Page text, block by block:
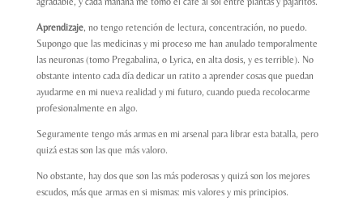
Aprendizaje, no tengo retención de lectura, concentración, no puedo.
Supongo que las medicinas y mi proceso me han anulado temporalmente
las neuronas (tomo Pregabalina, o Lyrica, en alta dosis, y es terrible). No
obstante intento cada día dedicar un ratito a aprender cosas que puedan
ayudarme en mi nueva realidad y mi futuro, cuando pueda recolocarme
profesionalmente en algo.
Seguramente tengo más armas en mi arsenal para librar esta batalla, pero
quizá estas son las que más valoro.
No obstante, hay dos que son las más poderosas y quizá son los mejores
escudos, más que armas en si mismas: mis valores y mis principios.